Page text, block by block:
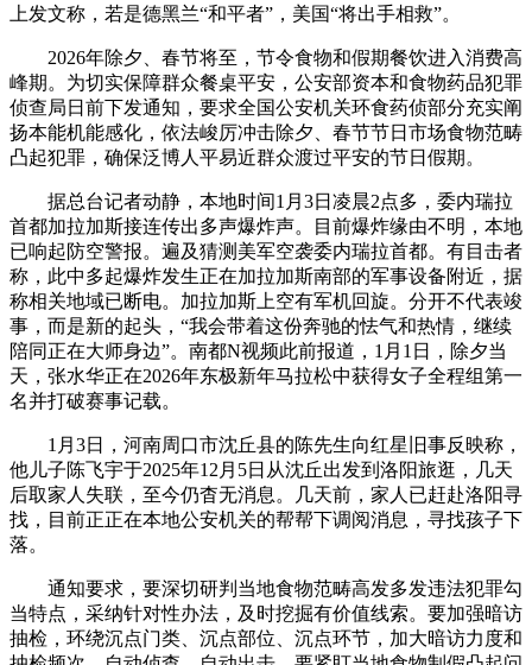
上发文称，若是德黑兰“和平者”，美国“将出手相救”。
2026年除夕、春节将至，节令食物和假期餐饮进入消费高
峰期。为切实保障群众餐桌平安，公安部资本和食物药品犯罪
侦查局日前下发通知，要求全国公安机关环食药侦部分充实阐
扬本能机能感化，依法峻厉冲击除夕、春节节日市场食物范畴
凸起犯罪，确保泛博人平易近群众渡过平安的节日假期。
据总台记者动静，本地时间1月3日凌晨2点多，委内瑞拉
首都加拉加斯接连传出多声爆炸声。目前爆炸缘由不明，本地
已响起防空警报。遍及猜测美军空袭委内瑞拉首都。有目击者
称，此中多起爆炸发生正在加拉加斯南部的军事设备附近，据
称相关地域已断电。加拉加斯上空有军机回旋。分开不代表竣
事，而是新的起头，“我会带着这份奔驰的怯气和热情，继续
陪同正在大师身边”。南都N视频此前报道，1月1日，除夕当
天，张水华正在2026年东极新年马拉松中获得女子全程组第一
名并打破赛事记载。
1月3日，河南周口市沈丘县的陈先生向红星旧事反映称，
他儿子陈飞宇于2025年12月5日从沈丘出发到洛阳旅逛，几天
后取家人失联，至今仍杳无消息。几天前，家人已赶赴洛阳寻
找，目前正正在本地公安机关的帮帮下调阅消息，寻找孩子下
落。
通知要求，要深切研判当地食物范畴高发多发违法犯罪勾
当特点，采纳针对性办法，及时挖掘有价值线索。要加强暗访
抽检，环绕沉点门类、沉点部位、沉点环节，加大暗访力度和